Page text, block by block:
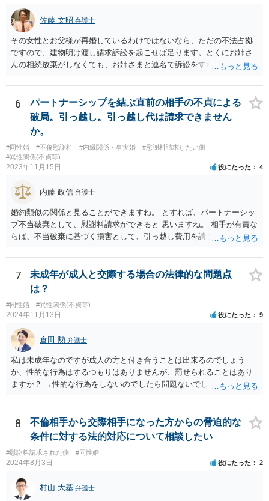
佐藤 文昭 弁護士
その女性とお父様が再婚しているわけではないなら、ただの不法占拠
ですので、建物明け渡し請求訴訟を起こせば足ります。とくにお姉さ
んの相続放棄がしなくても、お姉さまと連名で訴訟をすればいいだけ
6
パートナーシップを結ぶ直前の相手の不貞による
破局。引っ越し。引っ越し代は請求できません
か。
#同性婚 #不倫慰謝料 #内縁関係・事実婚
#慰謝料請求したい側
#異性関係(不貞等)
2023年11月15日 役にたった 4
内藤 政信 弁護士
婚約類似の関係と見ることができますね。 とすれば、パートナーシッ
プ不当破棄として、慰謝料請求ができると 思いますね。 相手が有責な
らば、不当破棄に基づく損害として、引っ越し費用を請 求できるよう
7
未成年が成人と交際する場合の法律的な問題点
は？
#同性婚 #異性関係(不貞等)
2024年11月13日 役にたった 9
倉田 勲 弁護士
私は未成年なのですが成人の方と付き合うことは出来るのでしょう
か、性的な行為はするつもりはありませんが、罰せられることはあり
ますか？ →性的な行為をしないのでしたら問題ないでしょう
8
不倫相手から交際相手になった方からの脅迫的な
条件に対する法的対応について相談したい
#慰謝料請求された側 #同性婚
2024年8月3日 役にたった 2
村山 大基 弁護士